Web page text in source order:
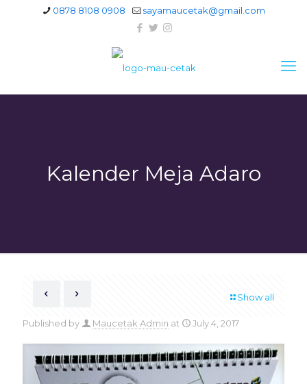
0878 8108 0908 sayamaucetak@gmail.com
Kalender Meja Adaro
Show all
Published by Maucetak Admin at July 4, 2017